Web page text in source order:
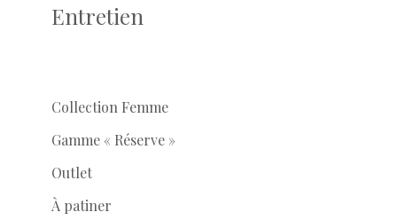
Entretien
Collection Femme
Gamme « Réserve »
Outlet
À patiner